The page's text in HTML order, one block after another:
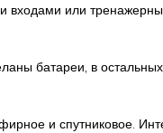
или
батареи, в
и спутниковое.